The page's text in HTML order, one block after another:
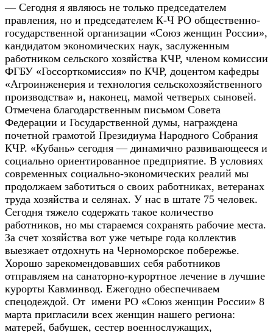
— Сегодня я являюсь не только председателем
правления, но и председателем К-Ч РО общественно-
государственной организации «Союз женщин России»,
кандидатом экономических наук, заслуженным
работником сельского хозяйства КЧР, членом комиссии
ФГБУ «Госсорткомиссия» по КЧР, доцентом кафедры
«Агроинженерия и технология сельскохозяйственного
производства» и, наконец, мамой четверых сыновей.
Отмечена благодарственным письмом Совета
Федерации и Государственной думы, награждена
почетной грамотой Президиума Народного Собрания
КЧР. «Кубань» сегодня — динамично развивающееся и
социально ориентированное предприятие. В условиях
современных социально-экономических реалий мы
продолжаем заботиться о своих работниках, ветеранах
труда хозяйства и селянах. У нас в штате 75 человек.
Сегодня тяжело содержать такое количество
работников, но мы стараемся сохранять рабочие места.
За счет хозяйства вот уже четыре года коллектив
выезжает отдохнуть на Черноморское побережье.
Хорошо зарекомендовавших себя работников
отправляем на санаторно-курортное лечение в лучшие
курорты Кавминвод. Ежегодно обеспечиваем
спецодеждой. От имени РО «Союз женщин России» 8
марта пригласили всех женщин нашего региона:
матерей, бабушек, сестер военнослужащих,